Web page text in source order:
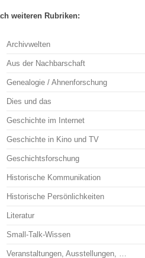
weiteren Rubriken:
Archivwelten
Aus der Nachbarschaft
Genealogie / Ahnenforschung
Dies und das
Geschichte im Internet
Geschichte in Kino und TV
Geschichtsforschung
Historische Kommunikation
Historische Persönlichkeiten
Literatur
Small-Talk-Wissen
Veranstaltungen, Ausstellungen, …